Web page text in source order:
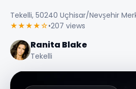
Tekelli, 50240 Uçhisar/Nevşehir
★★★★☆•207 views
Ranita Blake
Tekelli